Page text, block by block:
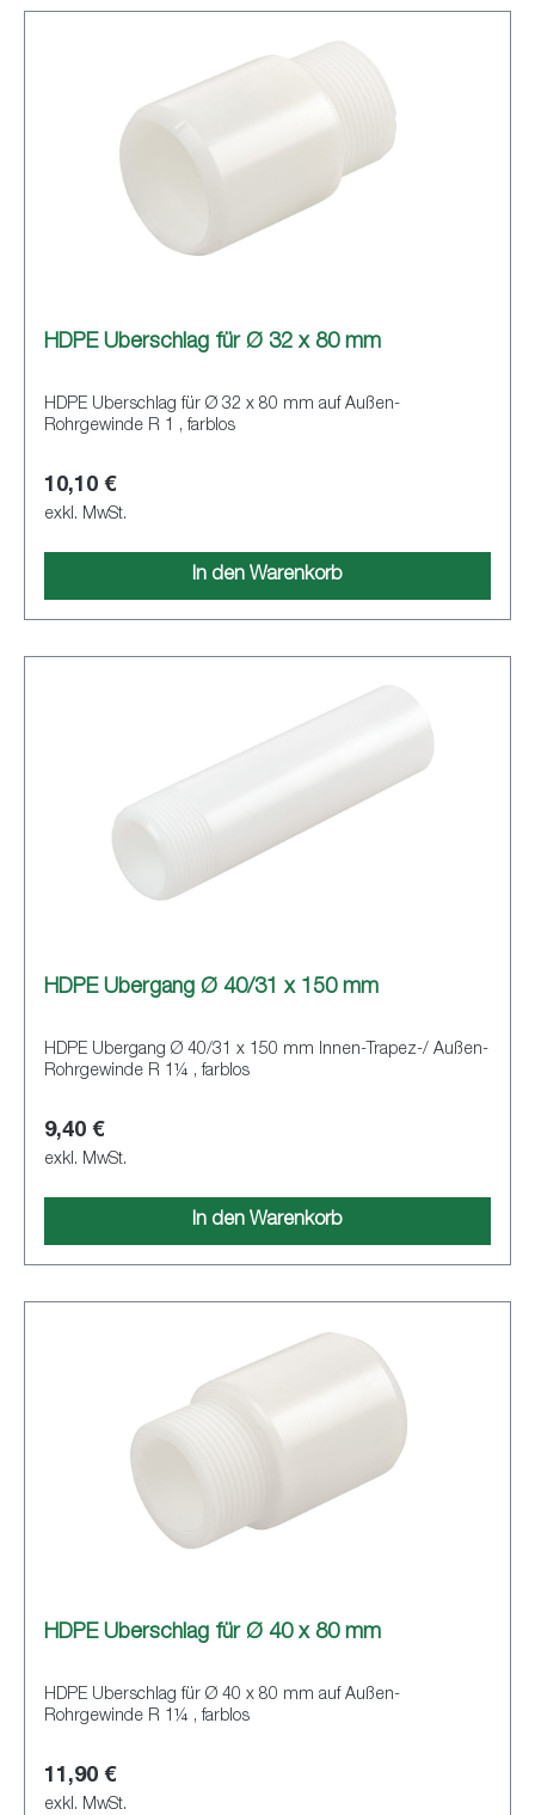
HDPE Überschlag für Ø 32 x 80 mm
HDPE Überschlag für Ø 32 x 80 mm auf Außen-
Rohrgewinde R 1 , farblos
10,10 €
exkl. MwSt.
In den Warenkorb
HDPE Übergang Ø 40/31 x 150 mm
HDPE Übergang Ø 40/31 x 150 mm Innen-Trapez-/ Außen-
Rohrgewinde R 1¼ , farblos
9,40 €
exkl. MwSt.
In den Warenkorb
HDPE Überschlag für Ø 40 x 80 mm
HDPE Überschlag für Ø 40 x 80 mm auf Außen-
Rohrgewinde R 1¼ , farblos
11,90 €
exkl. MwSt.